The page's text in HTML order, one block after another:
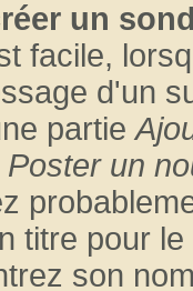
un
facile,
d'un
partie
Poster un
titre pour
son